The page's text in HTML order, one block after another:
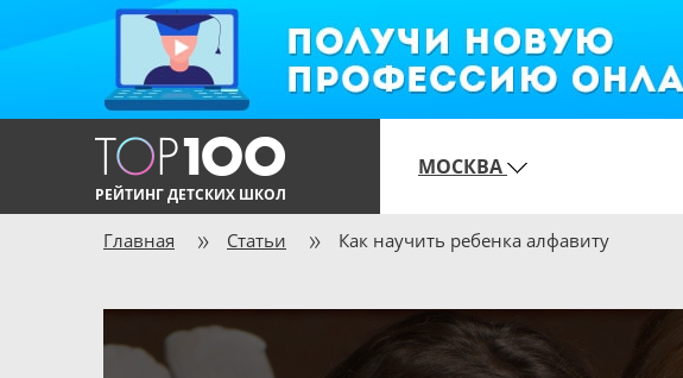
РЕЙТИНГ ДЕТСКИХ ШКОЛ
МОСКВА
Главная Статьи Как научить ребенка алфавиту